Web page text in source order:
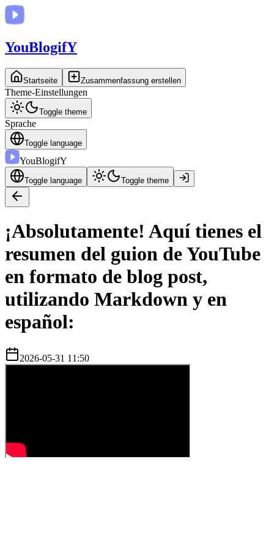
YouBlogifY
Startseite Zusammenfassung erstellen
Theme-Einstellungen
Toggle theme
Sprache
Toggle language
YouBlogifY
Toggle language Toggle theme
¡Absolutamente! Aquí tienes el
resumen del guion de YouTube
en formato de blog post,
utilizando Markdown y en
español:
2026-05-31 11:50